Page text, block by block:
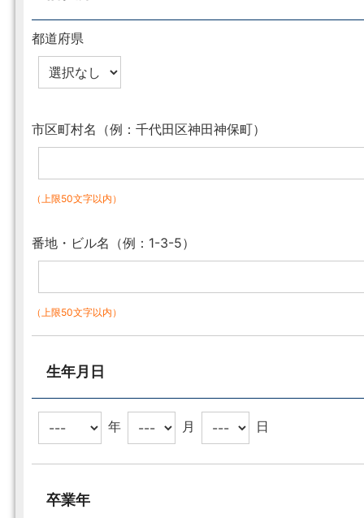
都道府県
市区町村名（例：千代田区神田神保町）
（上限50文字以内）
番地・ビル名（例：1-3-5）
（上限50文字以内）
生年月日
年 月 日
卒業年